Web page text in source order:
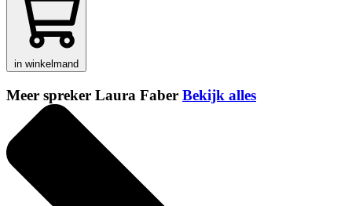
in winkelmand
Meer spreker Laura Faber Bekijk alles